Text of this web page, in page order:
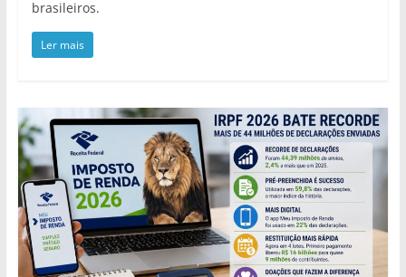
brasileiros.
Ler mais